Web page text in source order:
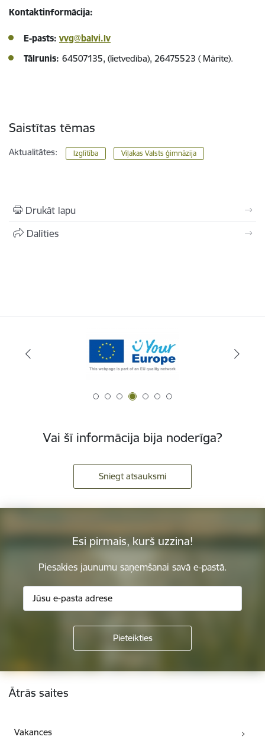
Kontaktinformācija:
E-pasts: vvg@balvi.lv
Tālrunis: 64507135, (lietvedība), 26475523 ( Mārīte).
Saistītas tēmas
Aktualitātes: Izglītība Viļakas Valsts ģimnāzija
Drukāt lapu
Dalīties
Vai šī informācija bija noderīga?
Sniegt atsauksmi
Esi pirmais, kurš uzzina!
Piesakies jaunumu saņemšanai savā e-pastā.
Kājene
Ātrās saites
Vakances